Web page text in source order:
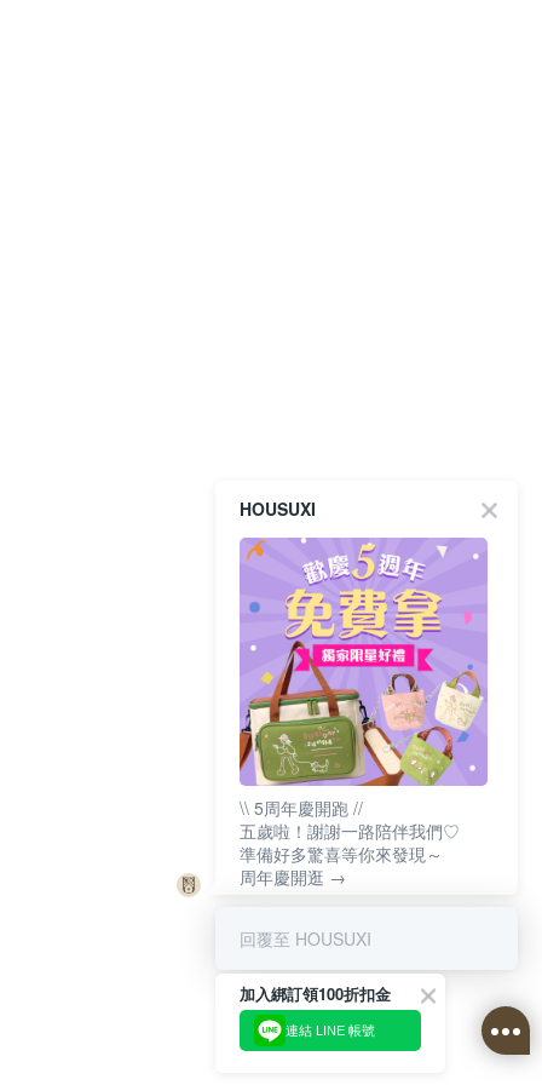
HOUSUXI
\\ 5周年慶開跑 //
五歲啦！謝謝一路陪伴我們♡
準備好多驚喜等你來發現～
周年慶開逛 →
回覆至 HOUSUXI
加入綁訂領100折扣金
連結 LINE 帳號